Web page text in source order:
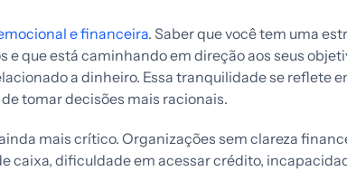
e financeira. Saber que você tem uma
e que está caminhando em direção aos seus
a dinheiro. Essa tranquilidade se reflete
tomar decisões mais racionais.
mais crítico. Organizações sem clareza
caixa, dificuldade em acessar crédito,